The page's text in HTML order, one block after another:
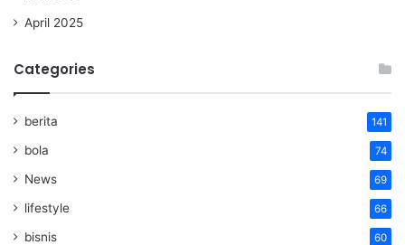
April 2025
Categories
berita 141
bola 74
News 69
lifestyle 66
bisnis 60